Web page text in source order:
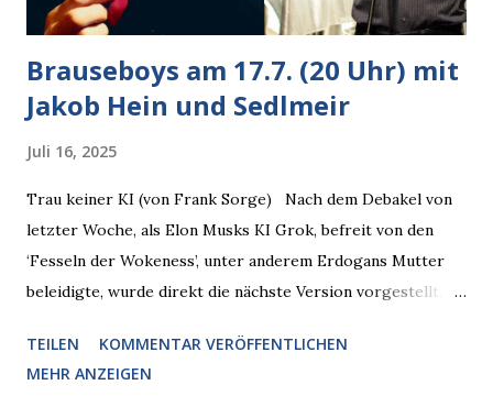
Brauseboys am 17.7. (20 Uhr) mit
Jakob Hein und Sedlmeir
Juli 16, 2025
Trau keiner KI (von Frank Sorge) Nach dem Debakel von
letzter Woche, als Elon Musks KI Grok, befreit von den
‘Fesseln der Wokeness’, unter anderem Erdogans Mutter
beleidigte, wurde direkt die nächste Version vorgestellt,
radikalisierte, weil sie ohnehin kurz vor dem Austausch
stand. Das ist sogar recht logisch, aber nicht, um den
TEILEN
KOMMENTAR VERÖFFENTLICHEN
MEHR ANZEIGEN